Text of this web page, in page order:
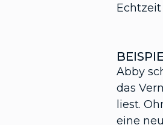
Abby
das
liest.
eine